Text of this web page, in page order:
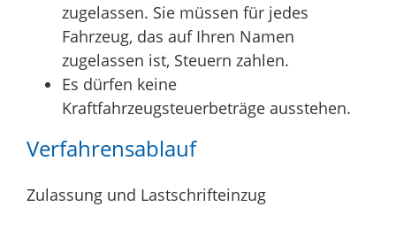
zugelassen. Sie müssen für jedes
Fahrzeug, das auf Ihren Namen
zugelassen ist, Steuern zahlen.
Es dürfen keine
Kraftfahrzeugsteuerbeträge ausstehen.
Verfahrensablauf
Zulassung und Lastschrifteinzug